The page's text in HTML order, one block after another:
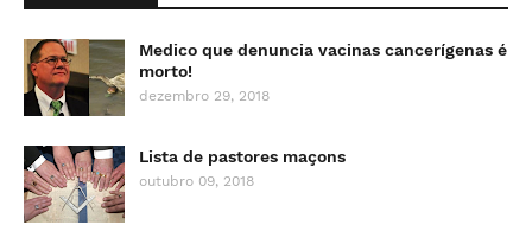
Medico que denuncia vacinas cancerígenas é
morto!
dezembro 29, 2018
Lista de pastores maçons
outubro 09, 2018